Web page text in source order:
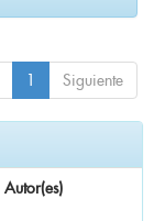
1 Siguiente
Autor(es)